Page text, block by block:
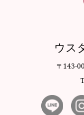
ウス
〒143-